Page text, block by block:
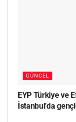
GÜNCEL
EYP Türkiye ve
İstanbul’da